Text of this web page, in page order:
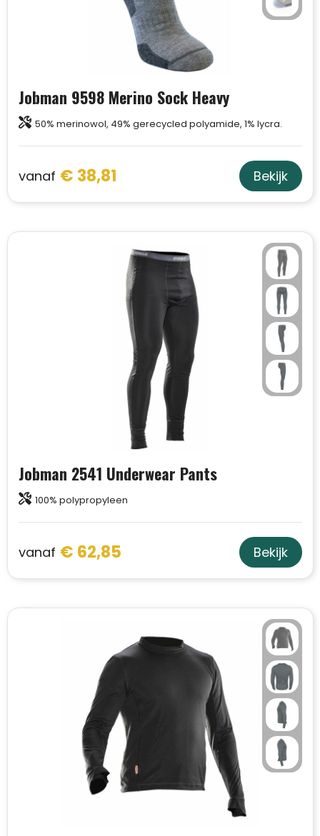
Jobman 9598 Merino Sock Heavy
50% merinowol, 49% gerecycled polyamide, 1% lycra.
vanaf € 38,81 Bekijk
Jobman 2541 Underwear Pants
100% polypropyleen
vanaf € 62,85 Bekijk